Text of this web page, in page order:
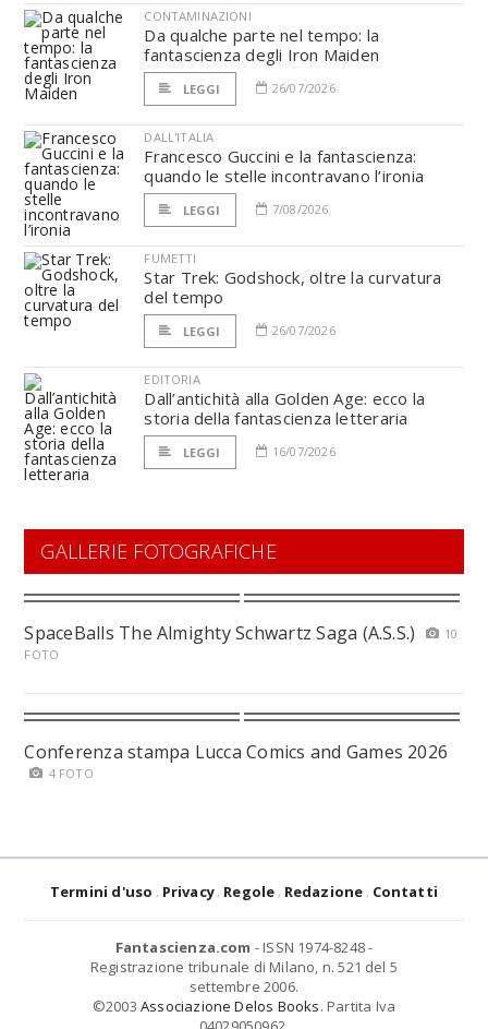
CONTAMINAZIONI
Da qualche parte nel tempo: la
fantascienza degli Iron Maiden
LEGGI 26/07/2026
DALL'ITALIA
Francesco Guccini e la fantascienza:
quando le stelle incontravano l’ironia
LEGGI 7/08/2026
FUMETTI
Star Trek: Godshock, oltre la curvatura
del tempo
LEGGI 26/07/2026
EDITORIA
Dall’antichità alla Golden Age: ecco la
storia della fantascienza letteraria
LEGGI 16/07/2026
GALLERIE FOTOGRAFICHE
SpaceBalls The Almighty Schwartz Saga (A.S.S.)
10
FOTO
Conferenza stampa Lucca Comics and Games 2026
4 FOTO
Termini d'uso Privacy Regole Redazione Contatti
Fantascienza.com - ISSN 1974-8248 -
Registrazione tribunale di Milano, n. 521 del 5
settembre 2006.
©2003 Associazione Delos Books. Partita Iva